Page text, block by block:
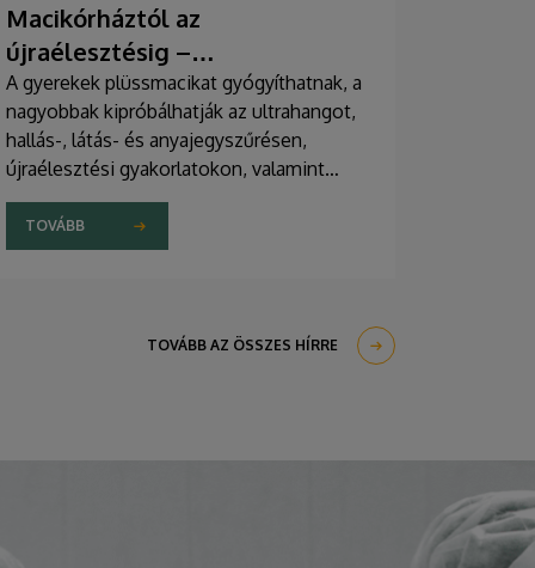
Macikórháztól az
újraélesztésig –
egészségprogramok a
Campuson
A gyerekek plüssmacikat gyógyíthatnak, a
nagyobbak kipróbálhatják az ultrahangot,
hallás-, látás- és anyajegyszűrésen,
újraélesztési gyakorlatokon, valamint
zeneterápiás és a mentális egészséget
támogató prevenciós foglalkozásokon is
részt vehetnek a július 22-én kezdődő
Általános Orvostudományi Kar sokszínű
TOVÁBB
TOVÁBB AZ ÖSSZES HÍRRE